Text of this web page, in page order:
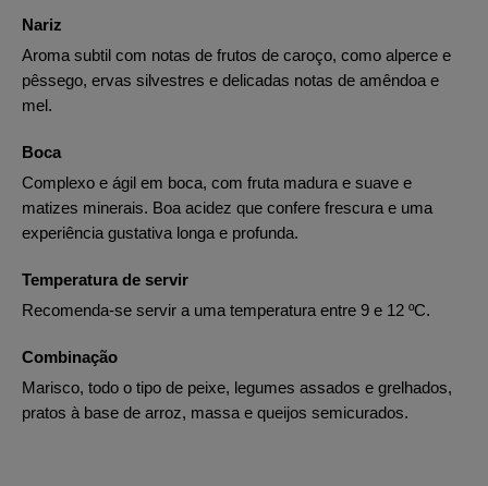
Nariz
Aroma subtil com notas de frutos de caroço, como alperce e
pêssego, ervas silvestres e delicadas notas de amêndoa e
mel.
Boca
Complexo e ágil em boca, com fruta madura e suave e
matizes minerais. Boa acidez que confere frescura e uma
experiência gustativa longa e profunda.
Temperatura de servir
Recomenda-se servir a uma temperatura entre 9 e 12 ºC.
Combinação
Marisco, todo o tipo de peixe, legumes assados e grelhados,
pratos à base de arroz, massa e queijos semicurados.